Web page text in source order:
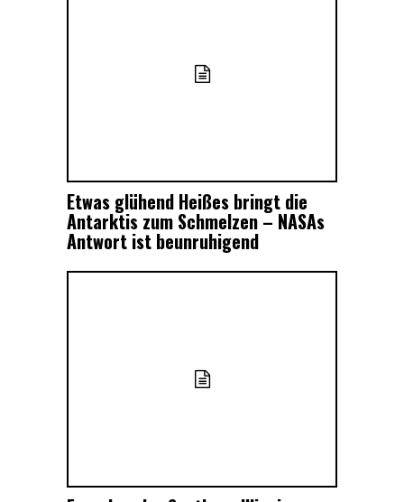
Etwas glühend Heißes bringt die
Antarktis zum Schmelzen – NASAs
Antwort ist beunruhigend